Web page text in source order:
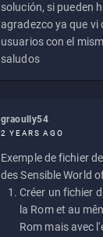
solución, si pueden
agradezco ya que vi
usuarios con el
saludos
graoully54
2 YEARS AGO
Exemple de fichier
des Sensible World
Créer un fichier
la Rom et au
Rom mais avec